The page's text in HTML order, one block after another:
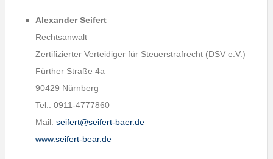
Alexander Seifert
Rechtsanwalt
Zertifizierter Verteidiger für Steuerstrafrecht (DSV e.V.)
Fürther Straße 4a
90429 Nürnberg
Tel.: 0911-4777860
Mail: seifert@seifert-baer.de
www.seifert-bear.de